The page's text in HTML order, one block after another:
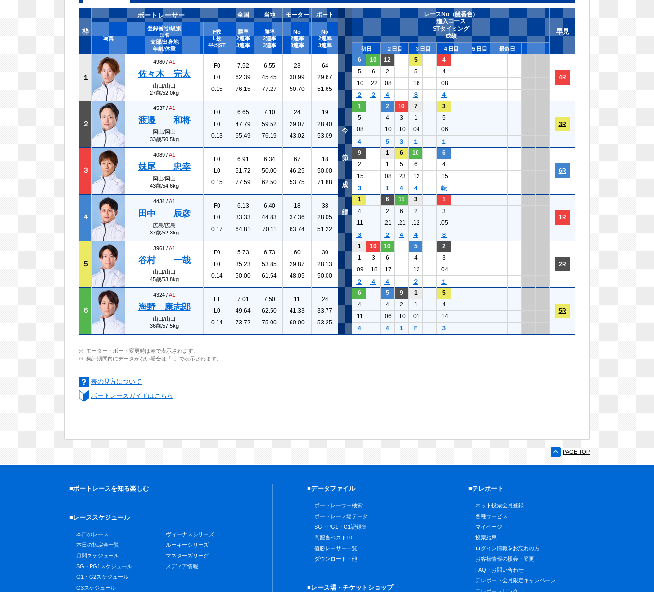
枠
ボートレーサー 全国 当地 モーター ボート
レースNo（艇番色）
進入コース
STタイミング
成績
早見
写真
登録番号/級別
氏名
支部/出身地
年齢/体重
F数
L数
平均ST
勝率
2連率
3連率
勝率
2連率
3連率
No
2連率
3連率
No
2連率
3連率
初日 ２日目 ３日目 ４日目 ５日目 最終日
１
4980 /A1
佐々木 完太
山口/山口
27歳/52.0kg
F0
L0
0.15
7.52
62.39
76.15
6.55
45.45
77.27
23
30.99
50.70
64
29.67
51.65
6 10 12 5 4
4R
5 6 2 5
4
.10
.22 .08 .16
.08
２
２ ４ ３ ４
２
4537 /A1
渡邉 和将
岡山/岡山
33歳/50.5kg
F0
L0
0.13
6.65
47.79
65.49
7.10
59.52
76.19
24
29.07
43.02
19
28.40
53.09
1 2 10 7 3
3R
5 4 3 1
5
.08
.10 .10 .04
.06
４
５ ３ １ １
３
4089 /A1
妹尾 忠幸
岡山/岡山
43歳/54.6kg
F0
L0
0.15
6.91
51.72
77.59
6.34
50.00
62.50
67
46.25
53.75
18
50.00
71.88
9 1 6 10 6
6R
2 1 5 6
4
.15
.08 .23 .12
.15
３
１ ４ ４ 転
４
4434 /A1
田中 辰彦
広島/広島
37歳/52.3kg
F0
L0
0.17
6.13
33.33
64.81
6.40
44.83
70.11
18
37.36
63.74
38
28.05
51.22
1 6 11 3 1
1R
4 2 6 2
3
.11
.21 .21 .12
.05
３
２ ４ ４ ３
５
3961 /A1
谷村 一哉
山口/山口
45歳/53.8kg
F0
L0
0.14
5.73
35.23
50.00
6.73
53.85
61.54
60
29.87
48.05
30
28.13
50.00
1 10 10 5 2
2R
1 3 6 4
3
.09
.18 .17 .12
.04
２
４ ４ ２ １
６
4324 /A1
海野 康志郎
山口/山口
36歳/57.5kg
F1
L0
0.14
7.01
49.64
73.72
7.50
62.50
75.00
11
41.33
60.00
24
33.77
53.25
6 5 9 1 5
5R
4 4 2 1
4
.11
.06 .10 .01
.14
４
４ １ Ｆ ３
今
節
成
績
モーター・ボート変更時は赤で表示されます。
集計期間内にデータがない場合は「-」で表示されます。
表の見方について
ボートレースガイドはこちら
PAGE TOP
■ボートレースを知る楽しむ
■レーススケジュール
本日のレース
本日の払戻金一覧
月間スケジュール
SG・PG1スケジュール
G1・G2スケジュール
G3スケジュール
ヴィーナスシリーズ
ルーキーシリーズ
マスターズリーグ
メディア情報
■データファイル
ボートレーサー検索
ボートレース場データ
SG・PG1・G1記録集
高配当ベスト10
優勝レーサー一覧
ダウンロード・他
■レース場・チケットショップ
■テレボート
ネット投票会員登録
各種サービス
マイページ
投票結果
ログイン情報をお忘れの方
お客様情報の照会・変更
FAQ・お問い合わせ
テレボート会員限定キャンペーン